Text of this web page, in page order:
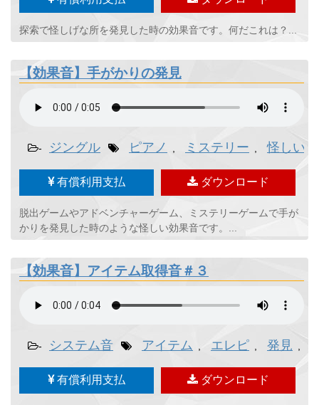
探索で怪しげな所を発見した時の効果音です。何だこれは？...
【効果音】手がかりの発見
- ジングル ピアノ ミステリー 怪しい
有償利用支払 ダウンロード
脱出ゲームやアドベンチャーゲーム、ミステリーゲームで手が
かりを発見した時のような怪しい効果音です。...
【効果音】アイテム取得音＃３
- システム音 アイテム エレピ 発見
有償利用支払 ダウンロード